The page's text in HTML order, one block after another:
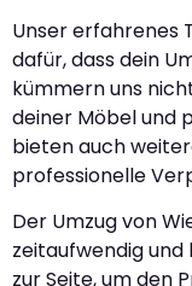
Unser erfahrenes
dafür, dass dein
kümmern uns
deiner Möbel und
bieten auch
professionelle
Der Umzug von
zeitaufwendig
zur Seite, um den